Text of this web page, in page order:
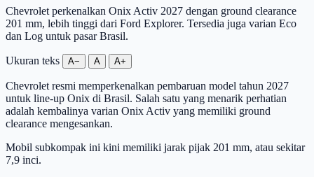
Chevrolet perkenalkan Onix Activ 2027 dengan ground clearance
201 mm, lebih tinggi dari Ford Explorer. Tersedia juga varian Eco
dan Log untuk pasar Brasil.
Ukuran teks A− A A+
Chevrolet resmi memperkenalkan pembaruan model tahun 2027
untuk line-up Onix di Brasil. Salah satu yang menarik perhatian
adalah kembalinya varian Onix Activ yang memiliki ground
clearance mengesankan.
Mobil subkompak ini kini memiliki jarak pijak 201 mm, atau sekitar
7,9 inci.